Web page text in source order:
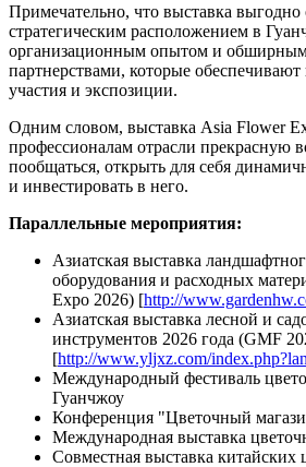
Примечательно, что выставка выгодно
стратегическим расположением в
организационным опытом и
партнерствами, которые обеспечивают
участия и экспозиции.
Одним словом, выставка Asia Flower
профессионалам отрасли прекрасную
пообщаться, открыть для себя
и инвестировать в него.
Параллельные мероприятия:
Азиатская выставка
оборудования и расходных
Expo 2026) [http://
Азиатская выставка лесной и
инструментов 2026 года (GMF
[http://www.yljxz.com/
Международный фестиваль
Гуанчжоу
Конференция "Цветочный
Международная выставка
Совместная выставка китайских